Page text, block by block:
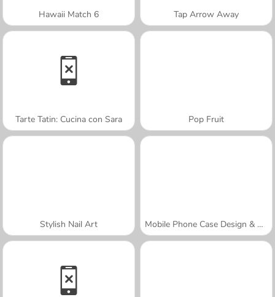
Hawaii Match 6 Tap Arrow Away
Tarte Tatin: Cucina con Sara Pop Fruit
Stylish Nail Art Mobile Phone Case Design & DIY